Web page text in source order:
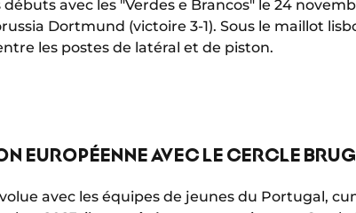
avec les "Verdes e Brancos" le 24
Dortmund (victoire 3-1). Sous le maillot
les postes de latéral et de piston.
EUROPÉENNE AVEC LE CERCLE
avec les équipes de jeunes du Portugal,